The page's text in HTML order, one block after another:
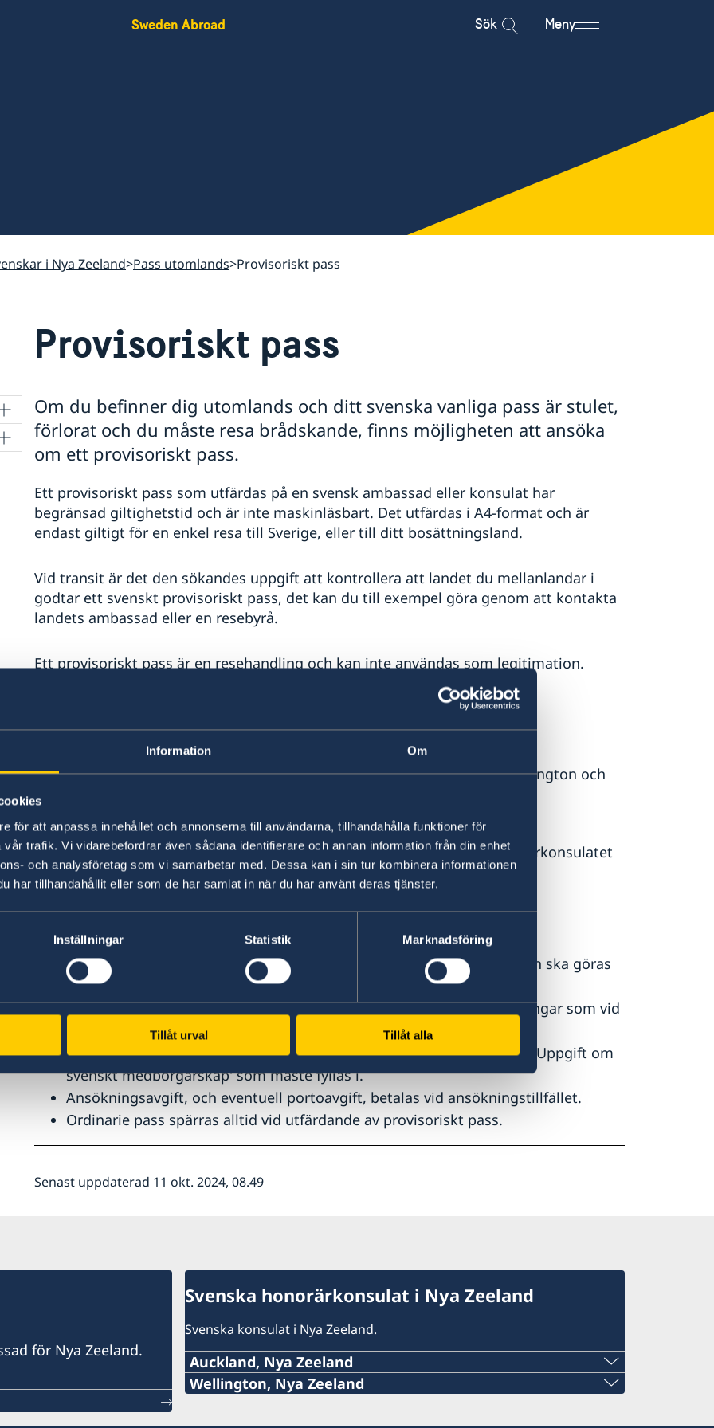
Information Om
för att anpassa innehållet och annonserna till användarna, tillhandahålla funktioner för
trafik. Vi vidarebefordrar även sådana identifierare och annan information från din enhet
och analysföretag som vi samarbetar med. Dessa kan i sin tur kombinera informationen
har tillhandahållit eller som de har samlat in när du har använt deras tjänster.
Inställningar Statistik Marknadsföring
Tillåt urval Tillåt alla
Sweden Abroad Sök Meny
i Nya Zeeland Pass utomlands Provisoriskt pass
Provisoriskt pass
Om du befinner dig utomlands och ditt svenska vanliga pass är stulet,
förlorat och du måste resa brådskande, finns möjligheten att ansöka
om ett provisoriskt pass.
Ett provisoriskt pass som utfärdas på en svensk ambassad eller konsulat har
begränsad giltighetstid och är inte maskinläsbart. Det utfärdas i A4-format och är
endast giltigt för en enkel resa till Sverige, eller till ditt bosättningsland.
Vid transit är det den sökandes uppgift att kontrollera att landet du mellanlandar i
godtar ett svenskt provisoriskt pass, det kan du till exempel göra genom att kontakta
landets ambassad eller en resebyrå.
Ett provisoriskt pass är en resehandling och kan inte användas som legitimation.
I Nya Zeeland kan ansökningar om svenskt provisoriskt pass göras vid
honorärkonsulaten i Wellington och Auckland.
För att ansöka om svenskt provisoriskt pass vid honorärkonsulaten i Wellington och
Auckland krävs följande:
Personlig inställelse.
En förbokad tid. Tidsbokning görs genom att kontakta berört honorärkonsulatet
via e-post, kontaktuppgifter finns längre ned på denna sida.
Polisrapport om passet är borttappat eller stulet.
Ansökningsblankett fylls i som finns på honorärkonsulaten.
2 passfoton som medtages. Högst 6 mån gamla.
Flygbiljett för den uppkomna resan som är nära förestående. Ansökan ska göras
så nära inpå avresan som möjligt.
Den sökande måste uppfylla samma krav och uppvisa samma handlingar som vid
ansökan om svenskt vanligt pass. Instruktioner förvuxna
minderåriga (barn under 18 år). Detta gäller särskilt för blanketten 'Uppgift om
svenskt medborgarskap' som måste fyllas i.
Ansökningsavgift, och eventuell portoavgift, betalas vid ansökningstillfället.
Ordinarie pass spärras alltid vid utfärdande av provisoriskt pass.
Senast uppdaterad 11 okt. 2024, 08.49
för Nya Zeeland.
Svenska honorärkonsulat i Nya Zeeland
Svenska konsulat i Nya Zeeland.
Auckland, Nya Zeeland
Tel:
Wellington, Nya Zeeland